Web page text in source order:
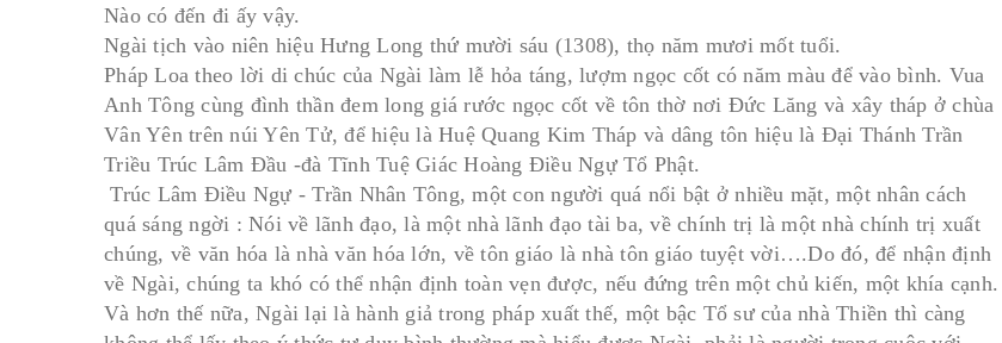
Nào có đến đi ấy vậy.
Ngài tịch vào niên hiệu Hưng Long thứ mười sáu (1308), thọ năm mươi mốt tuổi.
Pháp Loa theo lời di chúc của Ngài làm lễ hỏa táng, lượm ngọc cốt có năm màu để vào bình. Vua
Anh Tông cùng đình thần đem long giá rước ngọc cốt về tôn thờ nơi Ðức Lăng và xây tháp ở chùa
Vân Yên trên núi Yên Tử, để hiệu là Huệ Quang Kim Tháp và dâng tôn hiệu là Ðại Thánh Trần
Triều Trúc Lâm Ðầu -đà Tĩnh Tuệ Giác Hoàng Ðiều Ngự Tổ Phật.
Trúc Lâm Điều Ngự - Trần Nhân Tông, một con người quá nổi bật ở nhiều mặt, một nhân cách
quá sáng ngời : Nói về lãnh đạo, là một nhà lãnh đạo tài ba, về chính trị là một nhà chính trị xuất
chúng, về văn hóa là nhà văn hóa lớn, về tôn giáo là nhà tôn giáo tuyệt vời….Do đó, để nhận định
về Ngài, chúng ta khó có thể nhận định toàn vẹn được, nếu đứng trên một chủ kiến, một khía cạnh.
Và hơn thế nữa, Ngài lại là hành giả trong pháp xuất thế, một bậc Tổ sư của nhà Thiền thì càng